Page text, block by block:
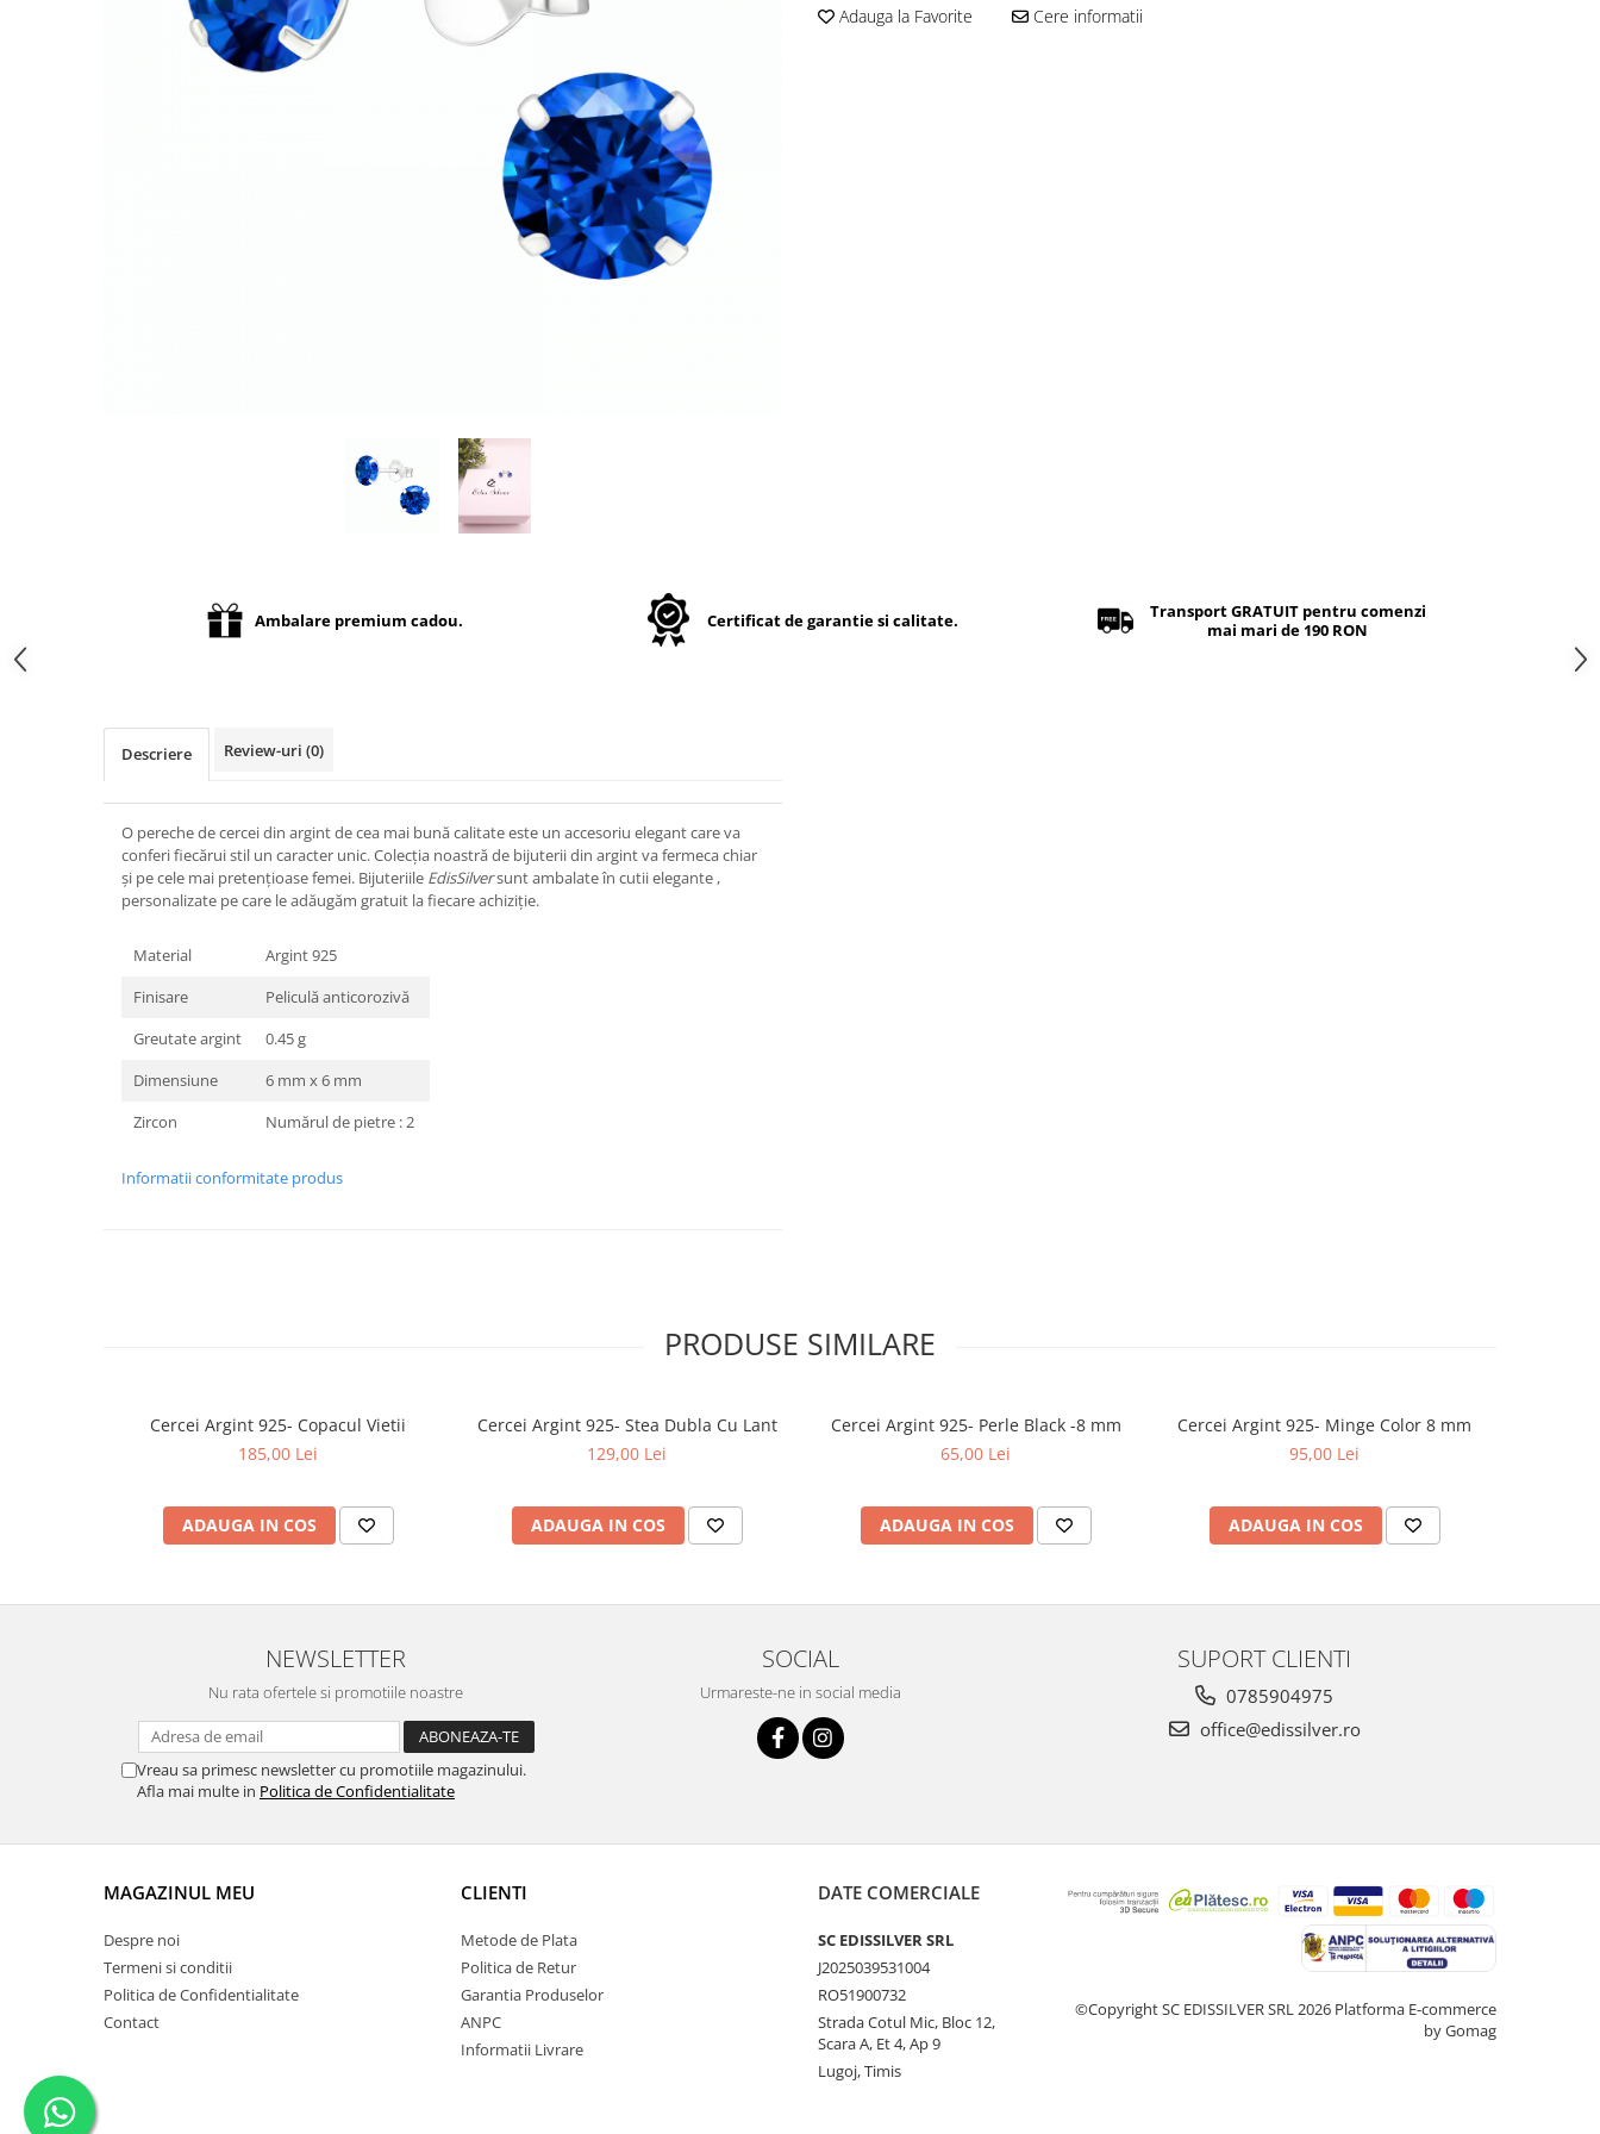
Adauga la Favorite Cere informatii
Ambalare premium cadou. Certificat de garantie si calitate.
Transport GRATUIT pentru comenzi
mai mari de 190 RON
Descriere Review-uri (0)
O pereche de cercei din argint de cea mai bună calitate este un accesoriu elegant care va
conferi fiecărui stil un caracter unic. Colecția noastră de bijuterii din argint va fermeca chiar
și pe cele mai pretențioase femei. Bijuteriile EdisSilversunt ambalate în cutii elegante ,
personalizate pe care le adăugăm gratuit la fiecare achiziție.
Material
Argint 925
Finisare
Peliculă anticorozivă
Greutate argint
0.45 g
Dimensiune
6 mm x 6 mm
Zircon
Numărul de pietre : 2
Informatii conformitate produs
PRODUSE SIMILARE
Cercei Argint 925- Copacul Vietii
185,00 Lei
ADAUGA IN COS
Cercei Argint 925- Stea Dubla Cu Lant
129,00 Lei
ADAUGA IN COS
Cercei Argint 925- Perle Black -8 mm
65,00 Lei
ADAUGA IN COS
Cercei Argint 925- Minge Color 8 mm
95,00 Lei
ADAUGA IN COS
NEWSLETTER
Nu rata ofertele si promotiile noastre
Vreau sa primesc newsletter cu promotiile magazinului.
Afla mai multe in Politica de Confidentialitate
SOCIAL
Urmareste-ne in social media
SUPORT CLIENTI
0785904975
office@edissilver.ro
MAGAZINUL MEU
Despre noi
Termeni si conditii
Politica de Confidentialitate
Contact
CLIENTI
Metode de Plata
Politica de Retur
Garantia Produselor
ANPC
Informatii Livrare
DATE COMERCIALE
SC EDISSILVER SRL
J2025039531004
RO51900732
Strada Cotul Mic, Bloc 12,
Scara A, Et 4, Ap 9
Lugoj, Timis
©Copyright SC EDISSILVER SRL 2026 Platforma E-commerce
by Gomag